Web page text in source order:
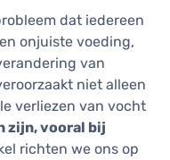
dat iedereen
onjuiste voeding,
van
niet alleen
verliezen van vocht
zijn, vooral bij
richten we ons op